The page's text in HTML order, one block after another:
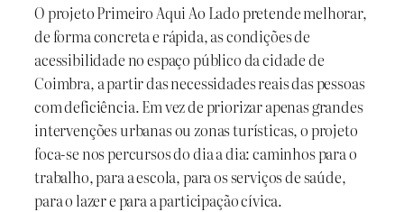
O projeto Primeiro Aqui Ao Lado pretende melhorar,
de forma concreta e rápida, as condições de
acessibilidade no espaço público da cidade de
Coimbra, a partir das necessidades reais das pessoas
com deficiência. Em vez de priorizar apenas grandes
intervenções urbanas ou zonas turísticas, o projeto
foca-se nos percursos do dia a dia: caminhos para o
trabalho, para a escola, para os serviços de saúde,
para o lazer e para a participação cívica.